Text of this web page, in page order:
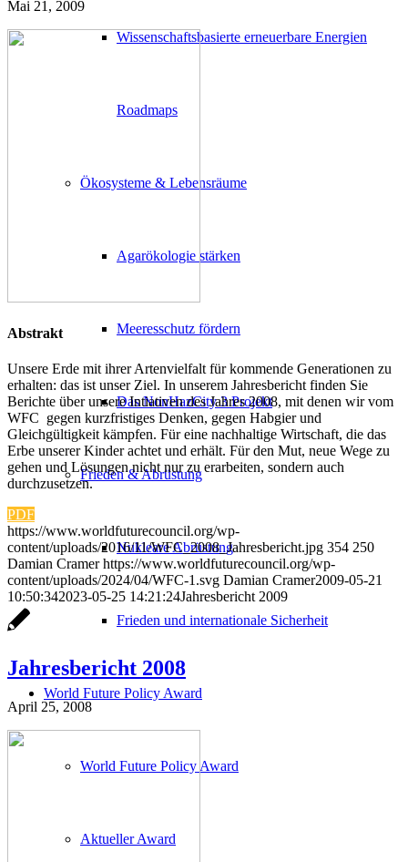
Wissenschaftsbasierte erneuerbare Energien
Roadmaps
Ökosysteme & Lebensräume
Agarökologie stärken
Meeresschutz fördern
Das NonHazCity 3 Projekt
Frieden & Abrüstung
Nukleare Abrüstung
Frieden und internationale Sicherheit
World Future Policy Award
World Future Policy Award
Aktueller Award
Mai 21, 2009
Abstrakt
Unsere Erde mit ihrer Artenvielfalt für kommende Generationen zu
erhalten: das ist unser Ziel. In unserem Jahresbericht finden Sie
Berichte über unsere Intiativen des Jahres 2008, mit denen wir vom
WFC gegen kurzfristiges Denken, gegen Habgier und
Gleichgültigkeit kämpfen. Für eine nachhaltige Wirtschaft, die das
Erbe unserer Kinder achtet und erhält. Für den Mut, neue Wege zu
gehen und Lösungen nicht nur zu erarbeiten, sondern auch
durchzusetzen.
PDF
https://www.worldfuturecouncil.org/wp-
content/uploads/2016/11/WFC_2008_Jahresbericht.jpg 354 250
Damian Cramer https://www.worldfuturecouncil.org/wp-
content/uploads/2024/04/WFC-1.svg Damian Cramer2009-05-21
10:50:342023-05-25 14:21:24Jahresbericht 2009
Jahresbericht 2008
April 25, 2008